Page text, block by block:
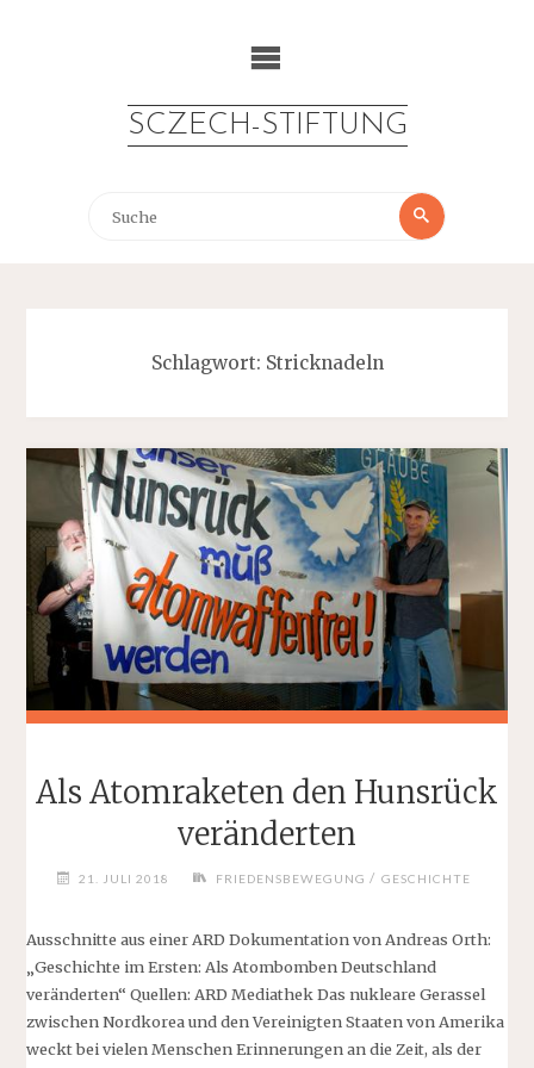
SCZECH-STIFTUNG
Suche
Suche
Schlagwort: Stricknadeln
Als Atomraketen den Hunsrück
veränderten
21. JULI 2018 FRIEDENSBEWEGUNG / GESCHICHTE
Ausschnitte aus einer ARD Dokumentation von Andreas Orth:
„Geschichte im Ersten: Als Atombomben Deutschland
veränderten“ Quellen: ARD Mediathek Das nukleare Gerassel
zwischen Nordkorea und den Vereinigten Staaten von Amerika
weckt bei vielen Menschen Erinnerungen an die Zeit, als der